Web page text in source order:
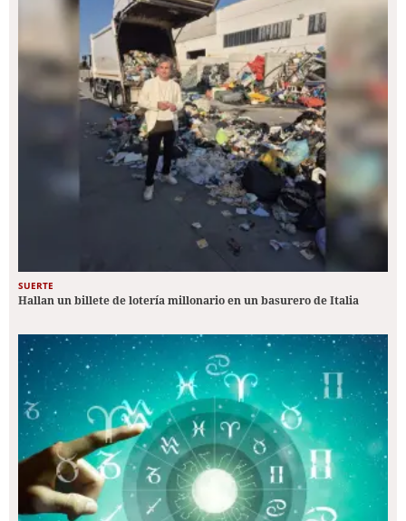
SUERTE
Hallan un billete de lotería millonario en un basurero de Italia